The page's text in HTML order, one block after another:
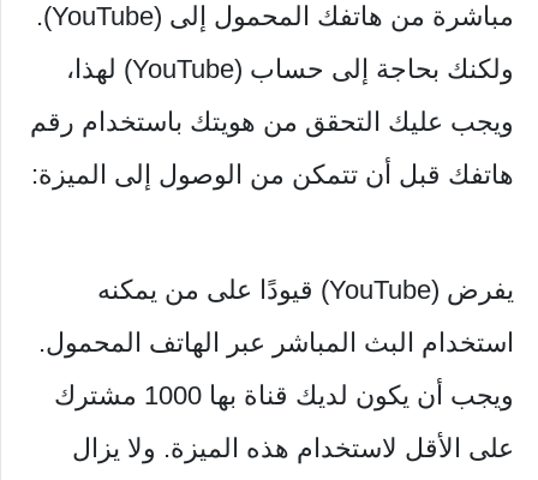
مباشرة من هاتفك المحمول إلى (YouTube).
ولكنك بحاجة إلى حساب (YouTube) لهذا،
ويجب عليك التحقق من هويتك باستخدام رقم
هاتفك قبل أن تتمكن من الوصول إلى الميزة:
يفرض (YouTube) قيودًا على من يمكنه
استخدام البث المباشر عبر الهاتف المحمول.
ويجب أن يكون لديك قناة بها 1000 مشترك
على الأقل لاستخدام هذه الميزة. ولا يزال